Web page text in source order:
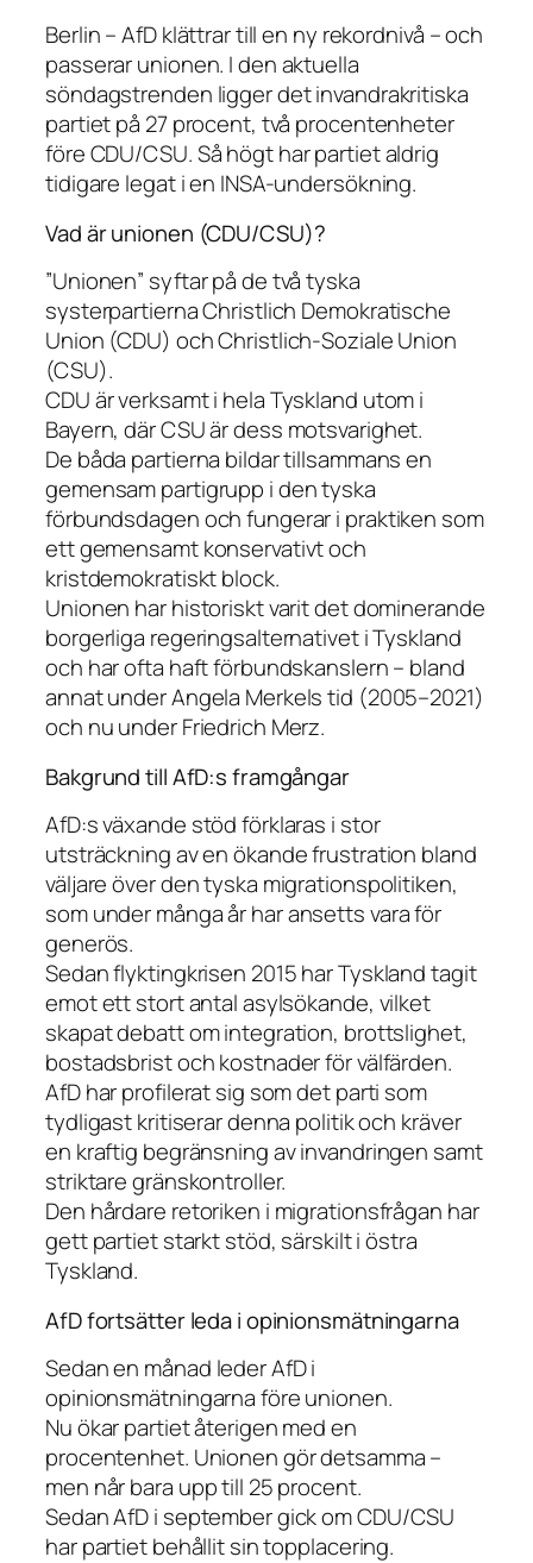
Berlin – AfD klättrar till en ny rekordnivå – och
passerar unionen. I den aktuella
söndagstrenden ligger det invandrakritiska
partiet på 27 procent, två procentenheter
före CDU/CSU. Så högt har partiet aldrig
tidigare legat i en INSA-undersökning.
Vad är unionen (CDU/CSU)?
”Unionen” syftar på de två tyska
systerpartierna Christlich Demokratische
Union (CDU) och Christlich-Soziale Union
(CSU).
CDU är verksamt i hela Tyskland utom i
Bayern, där CSU är dess motsvarighet.
De båda partierna bildar tillsammans en
gemensam partigrupp i den tyska
förbundsdagen och fungerar i praktiken som
ett gemensamt konservativt och
kristdemokratiskt block.
Unionen har historiskt varit det dominerande
borgerliga regeringsalternativet i Tyskland
och har ofta haft förbundskanslern – bland
annat under Angela Merkels tid (2005–2021)
och nu under Friedrich Merz.
Bakgrund till AfD:s framgångar
AfD:s växande stöd förklaras i stor
utsträckning av en ökande frustration bland
väljare över den tyska migrationspolitiken,
som under många år har ansetts vara för
generös.
Sedan flyktingkrisen 2015 har Tyskland tagit
emot ett stort antal asylsökande, vilket
skapat debatt om integration, brottslighet,
bostadsbrist och kostnader för välfärden.
AfD har profilerat sig som det parti som
tydligast kritiserar denna politik och kräver
en kraftig begränsning av invandringen samt
striktare gränskontroller.
Den hårdare retoriken i migrationsfrågan har
gett partiet starkt stöd, särskilt i östra
Tyskland.
AfD fortsätter leda i opinionsmätningarna
Sedan en månad leder AfD i
opinionsmätningarna före unionen.
Nu ökar partiet återigen med en
procentenhet. Unionen gör detsamma –
men når bara upp till 25 procent.
Sedan AfD i september gick om CDU/CSU
har partiet behållit sin topplacering.